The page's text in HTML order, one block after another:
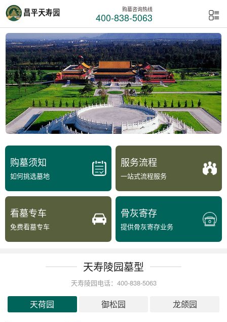
购墓咨询热线
400-838-5063
购墓须知
如何挑选墓地
服务流程
一站式流程服务
看墓专车
免费看墓专车
骨灰寄存
提供骨灰寄存业务
天寿陵园墓型
天寿陵园电话：400-838-5063
天荷园 御松园 龙颌园